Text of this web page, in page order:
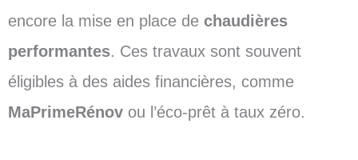
encore la mise en place de chaudières
performantes. Ces travaux sont souvent
éligibles à des aides financières, comme
MaPrimeRénov ou l’éco-prêt à taux zéro.